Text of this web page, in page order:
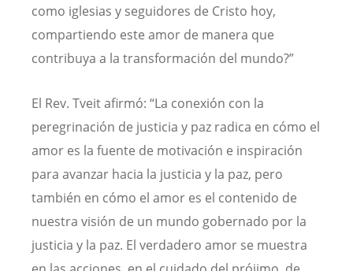
como iglesias y seguidores de Cristo hoy,
compartiendo este amor de manera que
contribuya a la transformación del mundo?”
El Rev. Tveit afirmó: “La conexión con la
peregrinación de justicia y paz radica en cómo el
amor es la fuente de motivación e inspiración
para avanzar hacia la justicia y la paz, pero
también en cómo el amor es el contenido de
nuestra visión de un mundo gobernado por la
justicia y la paz. El verdadero amor se muestra